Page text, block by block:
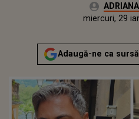
Autor:
marți, 28 ianuarie 2025Actualizat:
miercuri, 29
Adaugă-ne ca